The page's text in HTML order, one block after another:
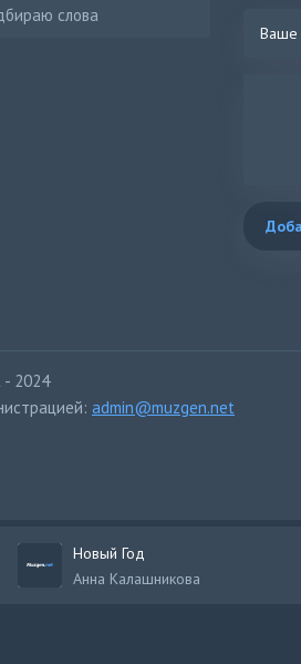
слова
2024
admin@muzgen.net
Новый Год
Анна Калашникова